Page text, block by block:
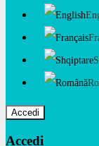
Accedi
Accedi